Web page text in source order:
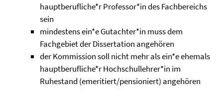
hauptberufliche*r Professor*in des Fachbereichs
sein
mindestens ein*e Gutachter*in muss dem
Fachgebiet der Dissertation angehören
der Kommission soll nicht mehr als ein*e ehemals
hauptberufliche*r Hochschullehrer*in im
Ruhestand (emeritiert/pensioniert) angehören